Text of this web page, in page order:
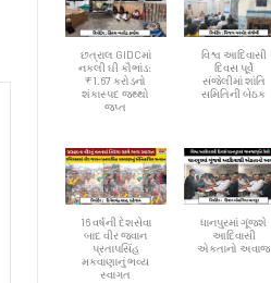
છત્રાલ GIDCમાં
નકલી ઘી કૌભાંડ:
₹1.67 કરોડનો
શંકાસ્પદ જથ્થો
જપ્ત
વિશ્વ આદિવાસી
દિવસ પૂર્વે
સંજેલીમાં શાંતિ
સમિતિની બેઠક
16 વર્ષની દેશસેવા
બાદ વીર જવાન
પ્રતાપસિંહ
મકવાણાનું ભવ્ય
સ્વાગત
ધાનપુરમાં ગૂંજશે
આદિવાસી
એકતાનો અવાજ